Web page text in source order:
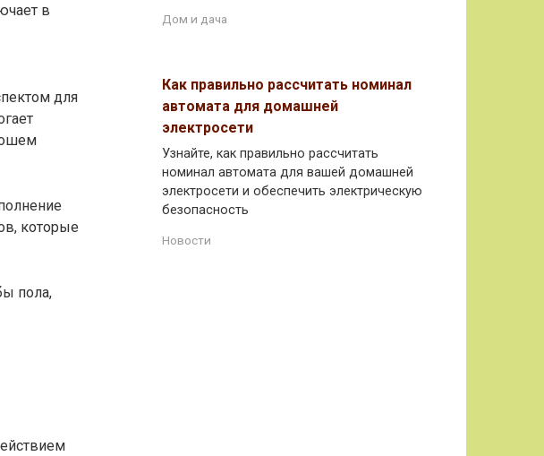
в
для
которые
пола,
Дом и дача
Как правильно рассчитать номинал
автомата для домашней
электросети
Узнайте, как правильно рассчитать
номинал автомата для вашей домашней
электросети и обеспечить электрическую
безопасность
Новости